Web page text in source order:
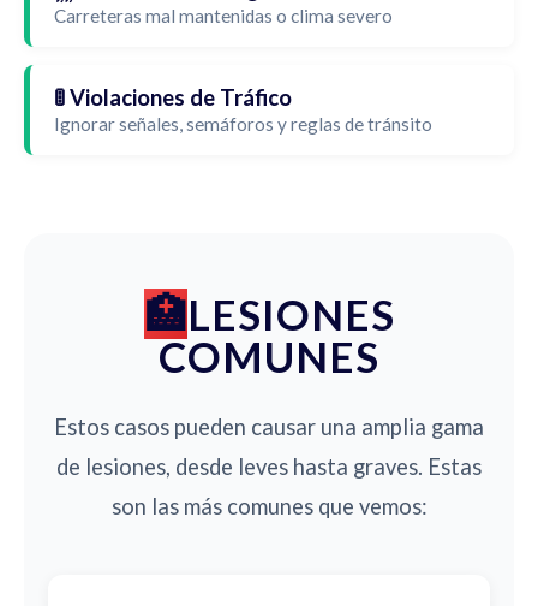
Carreteras mal mantenidas o clima severo
🚦 Violaciones de Tráfico
Ignorar señales, semáforos y reglas de tránsito
LESIONES
COMUNES
Estos casos pueden causar una amplia gama
de lesiones, desde leves hasta graves. Estas
son las más comunes que vemos: